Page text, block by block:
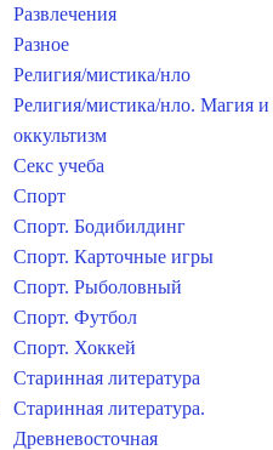
Развлечения
Разное
Религия/мистика/нло
Религия/мистика/нло. Магия и
оккультизм
Секс учеба
Спорт
Спорт. Бодибилдинг
Спорт. Карточные игры
Спорт. Рыболовный
Спорт. Футбол
Спорт. Хоккей
Старинная литература
Старинная литература.
Древневосточная